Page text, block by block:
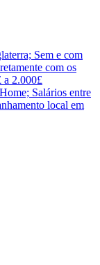
Sem e com
com os
a 2.000£
Salários entre
local em